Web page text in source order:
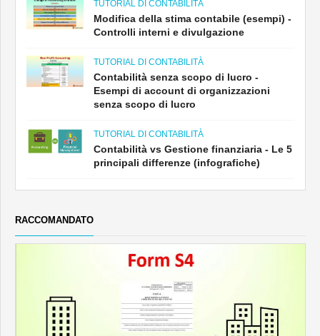
TUTORIAL DI CONTABILITÀ
Modifica della stima contabile (esempi) -
Controlli interni e divulgazione
TUTORIAL DI CONTABILITÀ
Contabilità senza scopo di lucro -
Esempi di account di organizzazioni
senza scopo di lucro
TUTORIAL DI CONTABILITÀ
Contabilità vs Gestione finanziaria - Le 5
principali differenze (infografiche)
RACCOMANDATO